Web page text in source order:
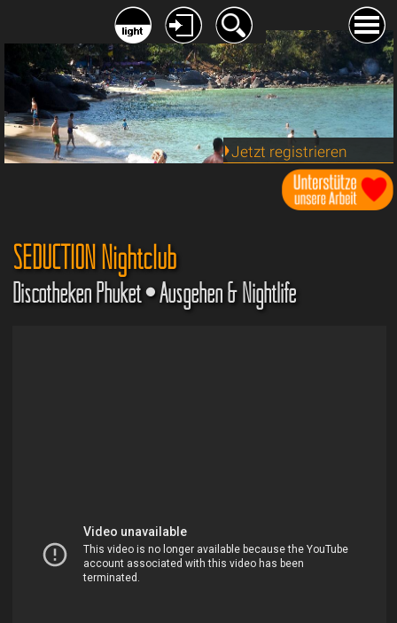
Jetzt registrieren
SEDUCTION Nightclub
Discotheken Phuket • Ausgehen & Nightlife